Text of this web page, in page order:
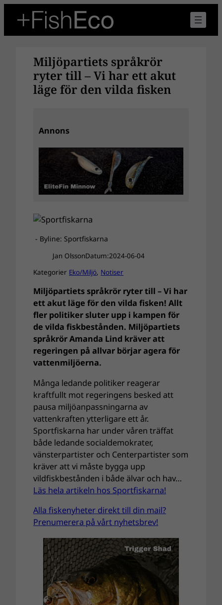
innehåll
Miljöpartiets språkrör
ryter till – Vi har ett akut
läge för den vilda fisken
Annons
- Byline: Sportfiskarna
Jan OlssonDatum:2024-06-04
Kategorier Eko/Miljö, Notiser
Miljöpartiets språkrör ryter till – Vi har
ett akut läge för den vilda fisken! Allt
fler politiker sluter upp i kampen för
de vilda fiskbestånden. Miljöpartiets
språkrör Amanda Lind kräver att
regeringen på allvar börjar agera för
vattenmiljöerna.
Många ledande politiker reagerar
kraftfullt mot regeringens besked att
pausa miljöanpassningarna av
vattenkraften ytterligare ett år.
Sportfiskarna har under våren träffat
både ledande socialdemokrater,
vänsterpartister och Centerpartister som
kräver att vi måste bygga upp
vildfiskbestånden i både älvar och hav…
Läs hela artikeln hos Sportfiskarna!
Alla fiskenyheter direkt till din mail?
Prenumerera på vårt nyhetsbrev!